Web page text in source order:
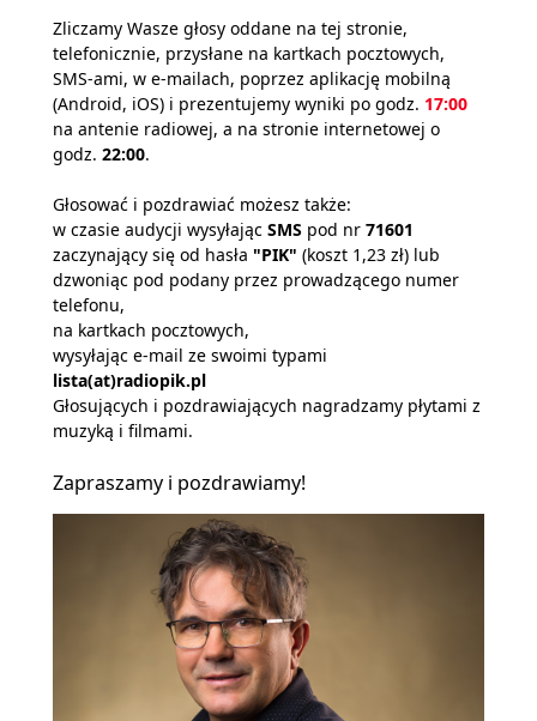
Zliczamy Wasze głosy oddane na tej stronie,
telefonicznie, przysłane na kartkach pocztowych,
SMS-ami, w e-mailach, poprzez aplikację mobilną
(Android, iOS) i prezentujemy wyniki po godz. 17:00
na antenie radiowej, a na stronie internetowej o
godz. 22:00.
Głosować i pozdrawiać możesz także:
w czasie audycji wysyłając SMS pod nr 71601
zaczynający się od hasła "PIK" (koszt 1,23 zł) lub
dzwoniąc pod podany przez prowadzącego numer
telefonu,
na kartkach pocztowych,
wysyłając e-mail ze swoimi typami
lista(at)radiopik.pl
Głosujących i pozdrawiających nagradzamy płytami z
muzyką i filmami.
Zapraszamy i pozdrawiamy!